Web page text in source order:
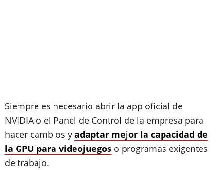
Siempre es necesario abrir la app oficial de
NVIDIA o el Panel de Control de la empresa para
hacer cambios y adaptar mejor la capacidad de
la GPU para videojuegos o programas exigentes
de trabajo.